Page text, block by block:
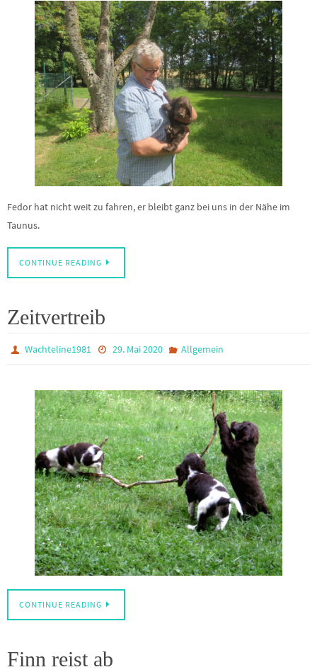
Fedor hat nicht weit zu fahren, er bleibt ganz bei uns in der Nähe im
Taunus.
CONTINUE READING
Zeitvertreib
Wachteline1981 29. Mai 2020 Allgemein
CONTINUE READING
Finn reist ab